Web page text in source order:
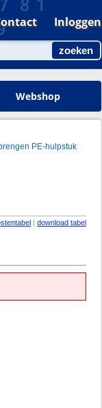
Inloggen
Webshop
PE-hulpstuk
| download tabel